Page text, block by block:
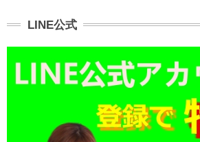
LINE公式